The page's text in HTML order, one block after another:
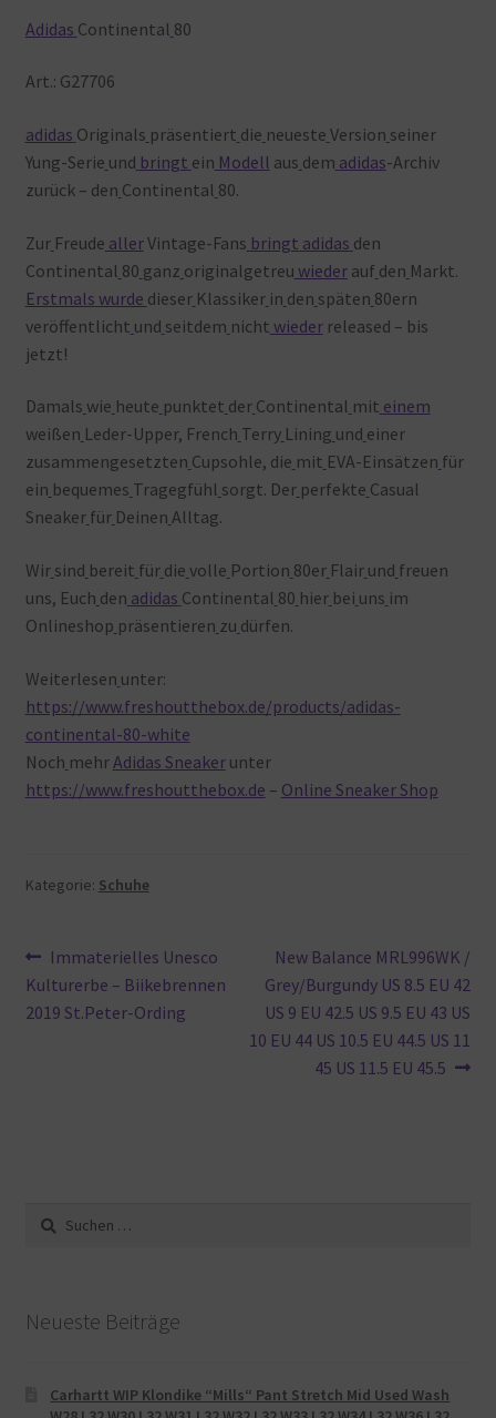
Adidas Continental 80
Art.: G27706
adidas Originals präsentiert die neueste Version seiner
Yung-Serie und bringt ein Modell aus dem adidas-Archiv
zurück – den Continental 80.
Zur Freude allerVintage-Fans bringt adidas den
Continental 80 ganz originalgetreu wiederauf den Markt.
Erstmals wurde dieser Klassiker in den späten 80ern
veröffentlicht und seitdem nicht wiederreleased – bis
jetzt!
Damals wie heute punktet der Continental mit einem
weißen Leder-Upper, French Terry Lining und einer
zusammengesetzten Cupsohle, die mit EVA-Einsätzen für
ein bequemes Tragegfühl sorgt. Der perfekte Casual
Sneaker für Deinen Alltag.
Wir sind bereit für die volle Portion 80er Flair und freuen
uns, Euch den adidas Continental 80 hier bei uns im
Onlineshop präsentieren zu dürfen.
Weiterlesen unter:
https://www.freshoutthebox.de/products/adidas-
continental-80-white
Noch mehrAdidas Sneakerunter
https://www.freshoutthebox.de – Online Sneaker Shop
Kategorie: Schuhe
Beitragsnavigation
Vorheriger
Beitrag:
Immaterielles Unesco
Kulturerbe – Biikebrennen
2019 St.Peter-Ording
Nächster
Beitrag:
New Balance MRL996WK /
Grey/Burgundy US 8.5 EU 42
US 9 EU 42.5 US 9.5 EU 43 US
10 EU 44 US 10.5 EU 44.5 US 11
45 US 11.5 EU 45.5
Suche
nach:
Neueste Beiträge
Carhartt WIP Klondike “Mills“ Pant Stretch Mid Used Wash